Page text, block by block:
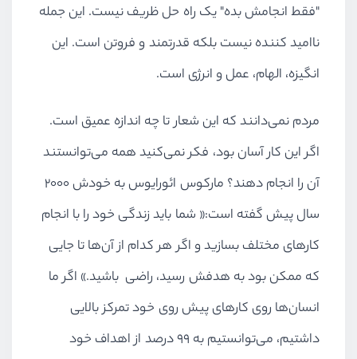
"فقط انجامش بده" یک راه حل ظریف نیست. این جمله
ناامید کننده نیست بلکه قدرتمند و فروتن است. این
انگیزه، الهام، عمل و انرژی است.
مردم نمی‌دانند که این شعار تا چه اندازه عمیق است.
اگر این کار آسان بود، فکر نمی‌کنید همه می‌توانستند
آن را انجام دهند؟ مارکوس ائورایوس به خودش ۲۰۰۰
سال پیش گفته است:« شما باید زندگی خود را با انجام
کارهای مختلف بسازید و اگر هر کدام از آن‌ها تا جایی
که ممکن بود به هدفش رسید، راضی باشید.» اگر ما
انسان‌ها روی کارهای پیش روی خود تمرکز بالایی
داشتیم، می‌توانستیم به ۹۹ درصد از اهداف خود